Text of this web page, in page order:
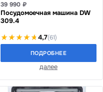
39 990 ₽
Посудомоечная машина DW
309.4
4,7(61)
ПОДРОБНЕЕ
далее